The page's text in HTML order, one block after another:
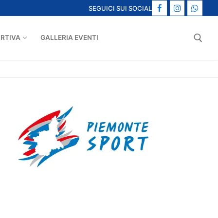
SEGUICI SUI SOCIAL
GALLERIA EVENTI